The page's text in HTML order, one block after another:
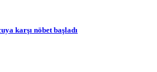
karşı nöbet başladı